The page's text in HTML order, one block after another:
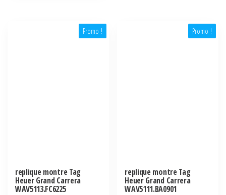
Promo !
replique montre Tag
Heuer Grand Carrera
WAV5113.FC6225
Promo !
replique montre Tag
Heuer Grand Carrera
WAV5111.BA0901